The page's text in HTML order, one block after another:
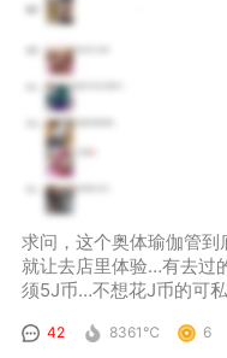
求问，这个奥体瑜伽管
就让去店里体验…有去过
须5J币…不想花J币的可
42 8361℃ 6